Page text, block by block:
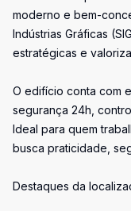
moderno e bem-
Indústrias Gráficas
estratégicas e
O edifício conta com
segurança 24h,
Ideal para quem
busca praticidade,
Destaques da